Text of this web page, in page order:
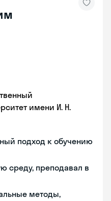
имени И. Н.
подход к обучению
среду, преподавал в
методы,